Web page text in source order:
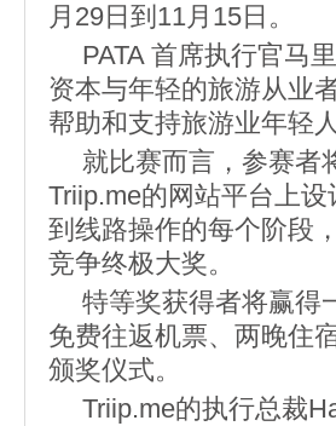
月29日到11月15日。
PATA 首席执行官马
资本与年轻的旅游从业
帮助和支持旅游业年轻
就比赛而言，参赛
Triip.me的网站平台上
到线路操作的每个阶段
竞争终极大奖。
特等奖获得者将赢得
免费往返机票、两晚住
颁奖仪式。
Triip.me的执行总裁